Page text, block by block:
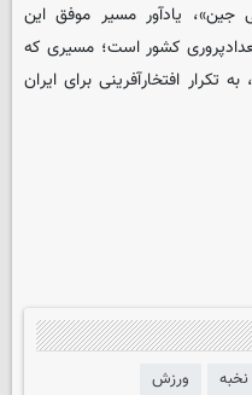
یادآور مسیر موفق این
کشور است؛ مسیری که
تکرار افتخارآفرینی برای ایران
نخبه ورزش